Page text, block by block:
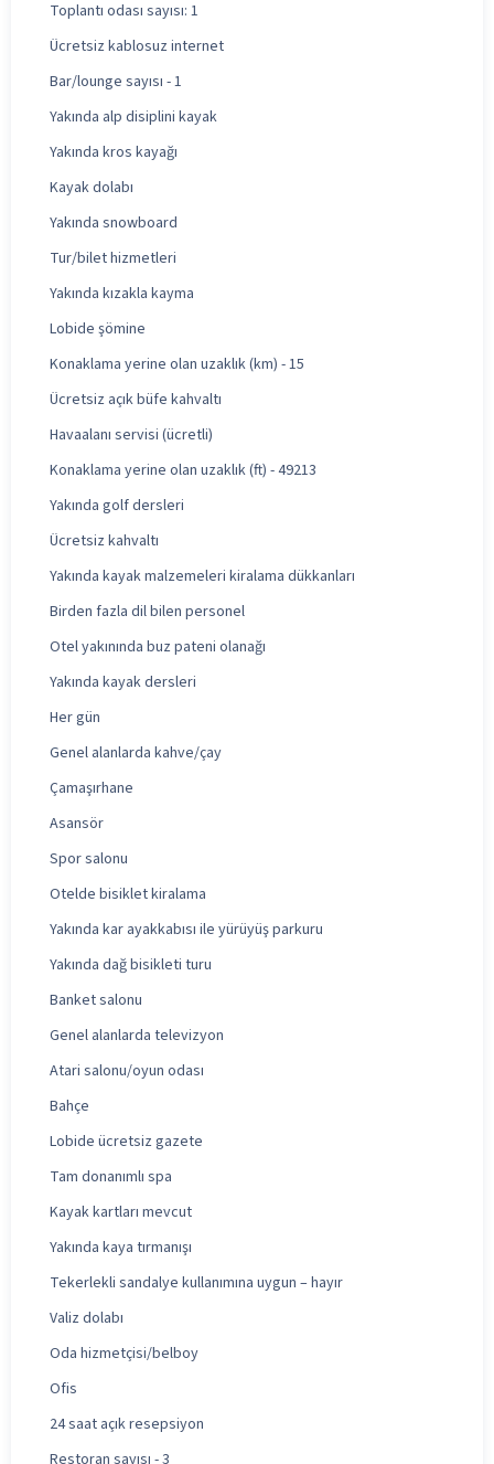
Toplantı odası sayısı: 1
Ücretsiz kablosuz internet
Bar/lounge sayısı - 1
Yakında alp disiplini kayak
Yakında kros kayağı
Kayak dolabı
Yakında snowboard
Tur/bilet hizmetleri
Yakında kızakla kayma
Lobide şömine
Konaklama yerine olan uzaklık (km) - 15
Ücretsiz açık büfe kahvaltı
Havaalanı servisi (ücretli)
Konaklama yerine olan uzaklık (ft) - 49213
Yakında golf dersleri
Ücretsiz kahvaltı
Yakında kayak malzemeleri kiralama dükkanları
Birden fazla dil bilen personel
Otel yakınında buz pateni olanağı
Yakında kayak dersleri
Her gün
Genel alanlarda kahve/çay
Çamaşırhane
Asansör
Spor salonu
Otelde bisiklet kiralama
Yakında kar ayakkabısı ile yürüyüş parkuru
Yakında dağ bisikleti turu
Banket salonu
Genel alanlarda televizyon
Atari salonu/oyun odası
Bahçe
Lobide ücretsiz gazete
Tam donanımlı spa
Kayak kartları mevcut
Yakında kaya tırmanışı
Tekerlekli sandalye kullanımına uygun – hayır
Valiz dolabı
Oda hizmetçisi/belboy
Ofis
24 saat açık resepsiyon
Restoran sayısı - 3